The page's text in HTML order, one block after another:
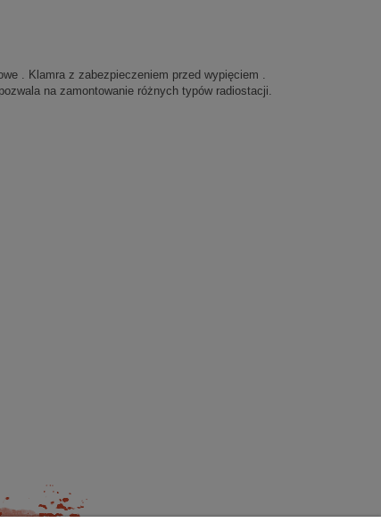
. Klamra z zabezpieczeniem przed wypięciem .
na zamontowanie różnych typów radiostacji.